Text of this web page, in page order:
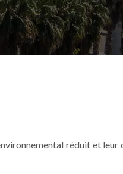
réduit et